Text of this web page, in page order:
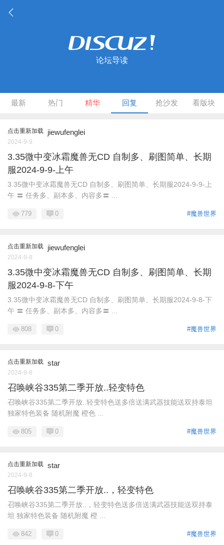
论坛导读
最新 热门 精华 回复 抢沙发 看版块
点击重新加载 jiewufenglei
2024-9-9
3.35微中变冰霜魔兽无CD 自制多、刷图简单、长期
服2024-9-9-上午
3.35微中变冰霜魔兽无CD 自制多、刷图简单、长期服2024-9-9-上
午 〓 任务多、副本多、内容多〓 ...
#魔兽世界
779 0
点击重新加载 jiewufenglei
2024-9-8
3.35微中变冰霜魔兽无CD 自制多、刷图简单、长期
服2024-9-8-下午
3.35微中变冰霜魔兽无CD 自制多、刷图简单、长期服2024-9-8-下
午 〓 任务多、副本多、内容多〓 ...
#魔兽世界
808 0
点击重新加载 star
2024-9-8
召唤峡谷335第二季开放..轻变特色
召唤峡谷335第二季开放..轻变特色送多倍送满武器技能送双持泰坦
独家特色装备 随机附魔 橙色 ...
#魔兽世界
805 0
点击重新加载 star
2024-9-8
召唤峡谷335第二季开放..，轻变特色
召唤峡谷335第二季开放..，轻变特色送多倍送满武器技能送双持泰
坦 独家特色装备 随机附魔 橙 ...
#魔兽世界
842 0